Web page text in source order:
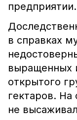
предприятии.
в справках
выращенных
открытого
гектаров.
не